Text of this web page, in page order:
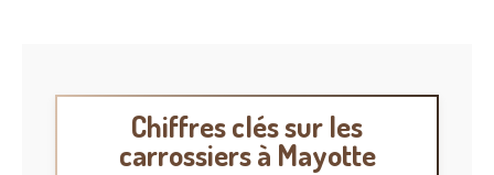
Chiffres clés sur les
carrossiers à Mayotte